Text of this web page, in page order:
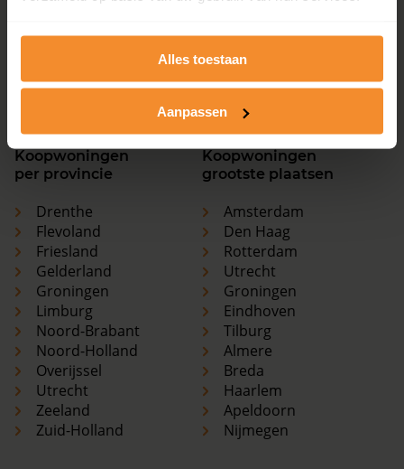
Alles toestaan
Aanpassen
Overijssel
Breda
Haarlem
Koopwoningen
per provincie
Drenthe
Flevoland
Friesland
Gelderland
Groningen
Limburg
Noord-Brabant
Noord-Holland
Overijssel
Utrecht
Zeeland
Zuid-Holland
Koopwoningen
grootste plaatsen
Amsterdam
Den Haag
Rotterdam
Utrecht
Groningen
Eindhoven
Tilburg
Almere
Breda
Haarlem
Apeldoorn
Nijmegen